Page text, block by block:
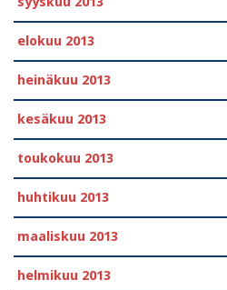
elokuu 2013
heinäkuu 2013
kesäkuu 2013
toukokuu 2013
huhtikuu 2013
maaliskuu 2013
helmikuu 2013